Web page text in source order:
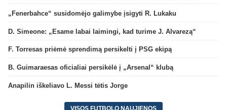
„Fenerbahce“ susidomėjo galimybe įsigyti R. Lukaku
D. Simeone: „Esame labai laimingi, kad turime J. Alvarezą“
F. Torresas priėmė sprendimą persikelti į PSG ekipą
B. Guimaraesas oficialiai persikėlė į „Arsenal“ klubą
Anapilin iškeliavo L. Messi tėtis Jorge
VISOS FUTBOLO NAUJIENOS